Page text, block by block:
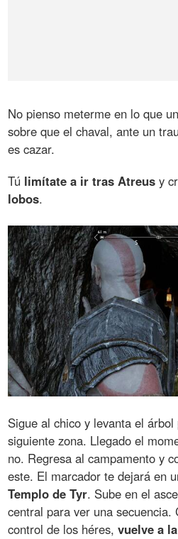
No pienso meterme en lo que
sobre que el chaval, ante un
es cazar.
Tú limítate a ir tras Atreus y
lobos.
Sigue al chico y levanta el
siguiente zona. Llegado el
no. Regresa al campamento y
este. El marcador te dejará en
Templo de Tyr. Sube en el
central para ver una secuencia.
control de los héres,vuelve a